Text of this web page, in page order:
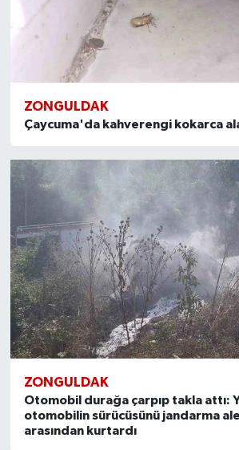
ZONGULDAK
Çaycuma'da kahverengi kokarca
ZONGULDAK
Otomobil durağa çarpıp takla attı:
otomobilin sürücüsünü jandarma
arasından kurtardı
SPOR HABERLERİ
TEKNOLOJİ
Turizm
ÜLKE GÜNDEMİ
YAŞAM
YEREL
Yerel Haberler